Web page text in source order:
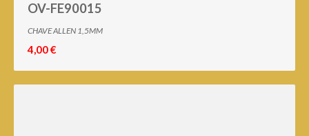
OV-FE90015
CHAVE ALLEN 1,5MM
4,00 €